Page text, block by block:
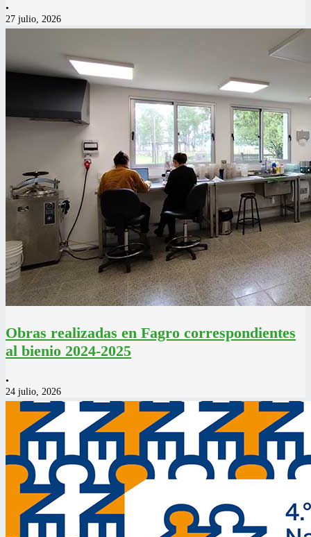
•
27 julio, 2026
Obras realizadas en Fagro correspondientes
al bienio 2024-2025
•
24 julio, 2026